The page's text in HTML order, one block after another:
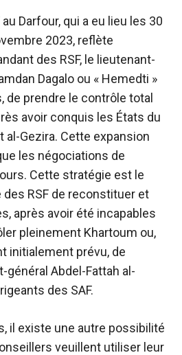
Darfour, qui a eu lieu les 30
2023, reflète
des RSF, le lieutenant-
Dagalo ou « Hemedti »
de prendre le contrôle total
avoir conquis les États du
al-Gezira. Cette expansion
les négociations de
Cette stratégie est le
RSF de reconstituer et
après avoir été incapables
pleinement Khartoum ou,
initialement prévu, de
général Abdel-Fattah al-
des SAF.
il existe une autre possibilité
veuillent utiliser leur